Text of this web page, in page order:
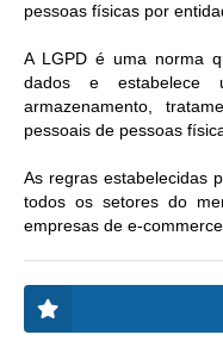
pessoas físicas por
A LGPD é uma norma
dados e estabelece
armazenamento,
pessoais de pessoas
As regras estabelecidas
todos os setores do
empresas de e-